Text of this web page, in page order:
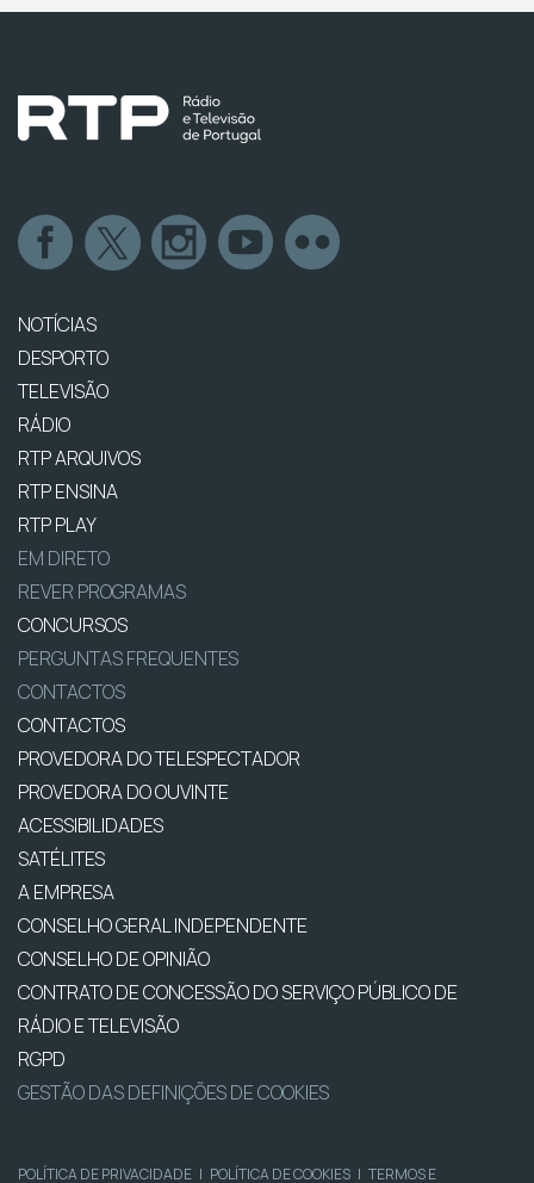
NOTÍCIAS
DESPORTO
TELEVISÃO
RÁDIO
RTP ARQUIVOS
RTP ENSINA
RTP PLAY
EM DIRETO
REVER PROGRAMAS
CONCURSOS
PERGUNTAS FREQUENTES
CONTACTOS
CONTACTOS
PROVEDORA DO TELESPECTADOR
PROVEDORA DO OUVINTE
ACESSIBILIDADES
SATÉLITES
A EMPRESA
CONSELHO GERAL INDEPENDENTE
CONSELHO DE OPINIÃO
CONTRATO DE CONCESSÃO DO SERVIÇO PÚBLICO DE
RÁDIO E TELEVISÃO
RGPD
GESTÃO DAS DEFINIÇÕES DE COOKIES
POLÍTICA DE PRIVACIDADE | POLÍTICA DE COOKIES | TERMOS E